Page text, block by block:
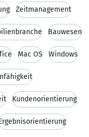
Zeitmanagement
Bauwesen
Mac OS Windows
Kundenorientierung